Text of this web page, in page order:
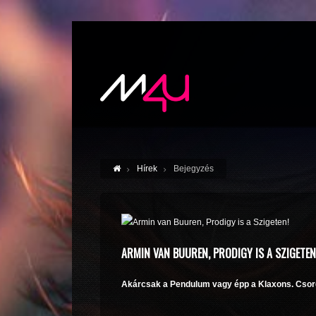
Hírek Bejegyzés
ARMIN VAN BUUREN, PRODIGY IS A
Akárcsak a Pendulum vagy épp a Klaxons.